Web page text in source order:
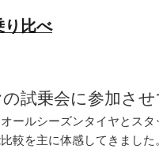
り比べ
試乗会に参加さ
ールシーズンタイヤとス
較を主に体感してきました